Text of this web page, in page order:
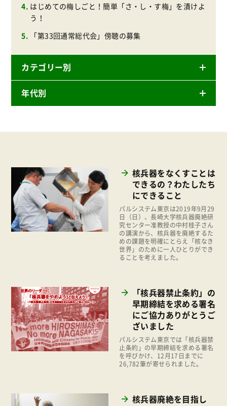
はじめての梅しごと！簡単「さ・し・す梅」を漬けよ
う！
「第33回通常総代会」傍聴の募集
カテゴリー別
ニュースリリース
商品
環境
地域コミュニティ
組合員活動
平和と国際連帯
ぱる★キッズ
パルシステムでんき
広報
復興支援
福祉
年代別
2023年
2022年
2021年
2020年
2016年
2015年
2014年
2013年
核兵器をなくすことは
できるの？わたしたち
にできること
パルシステム東京は2019年9月29
日（日）、長崎大学核兵器廃絶研
究センター准教授の中村桂子さん
の講演から、核兵器を廃絶するた
めの課題を明確にとらえ「核なき
世界」のために一人ひとりができ
ることを考えました。
「核兵器禁止条約」の
早期締結を求める署名
にご協力ありがとうご
ざいました
パルシステム東京では「核兵器禁
止条約」の早期締結を求める署名
を呼びかけ、12月17日までに
26,782筆が寄せられました。
核兵器廃絶を目指し